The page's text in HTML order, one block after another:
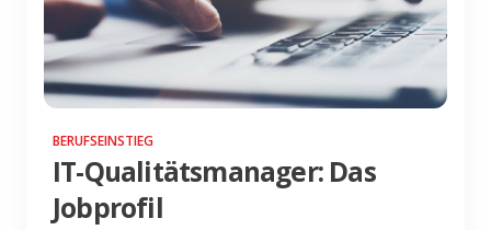
BERUFSEINSTIEG
IT-Qualitätsmanager: Das
Jobprofil